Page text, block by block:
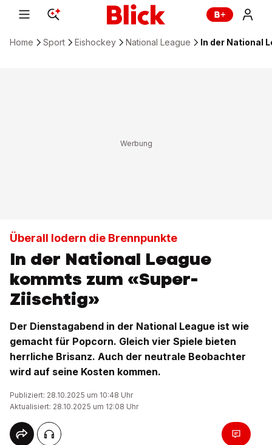
Home Sport Eishockey National League In der National
Überall lodern die Brennpunkte
In der National League
kommts zum «Super-
Ziischtig»
Der Dienstagabend in der National League ist wie
gemacht für Popcorn. Gleich vier Spiele bieten
herrliche Brisanz. Auch der neutrale Beobachter
wird auf seine Kosten kommen.
Publiziert: 28.10.2025 um 10:48 Uhr
Aktualisiert: 28.10.2025 um 12:08 Uhr